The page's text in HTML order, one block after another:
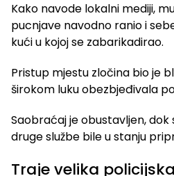
Kako navode lokalni mediji,
pucnjave navodno ranio i
kući u kojoj se zabarikadirao.
Pristup mjestu zločina bio je
širokom luku obezbjeđivala
Saobraćaj je obustavljen,
druge službe bile u stanju
Traje velika